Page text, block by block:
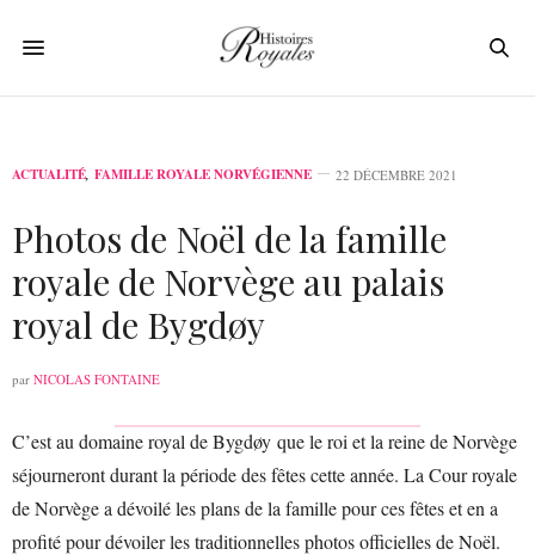
ACTUALITÉ, FAMILLE ROYALE NORVÉGIENNE 22 DÉCEMBRE 2021
Photos de Noël de la famille
royale de Norvège au palais
royal de Bygdøy
par NICOLAS FONTAINE
C’est au domaine royal de Bygdøy que le roi et la reine de Norvège
séjourneront durant la période des fêtes cette année. La Cour royale
de Norvège a dévoilé les plans de la famille pour ces fêtes et en a
profité pour dévoiler les traditionnelles photos officielles de Noël.